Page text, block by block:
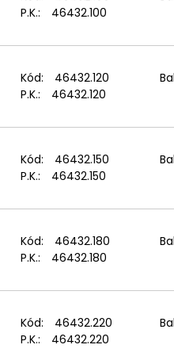
P.K.:
46432.100
Kód: 46432.120
P.K.:
46432.120
Kód: 46432.150
P.K.:
46432.150
Kód: 46432.180
P.K.:
46432.180
Kód: 46432.220
P.K.:
46432.220